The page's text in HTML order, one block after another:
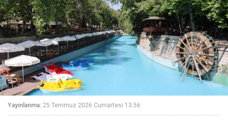
Yayınlanma: 25 Temmuz 2026 Cumartesi 13:56